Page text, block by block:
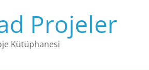
Projeler
Kütüphanesi